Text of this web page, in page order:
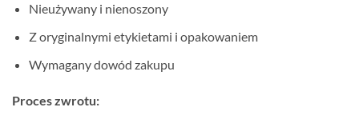
Nieużywany i nienoszony
Z oryginalnymi etykietami i opakowaniem
Wymagany dowód zakupu
Proces zwrotu: